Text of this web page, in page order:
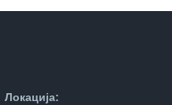
Локација: